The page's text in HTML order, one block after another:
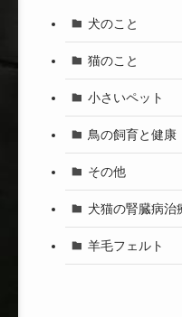
犬のこと
猫のこと
小さいペット
鳥の飼育と健康
その他
犬猫の腎臓病治
羊毛フェルト